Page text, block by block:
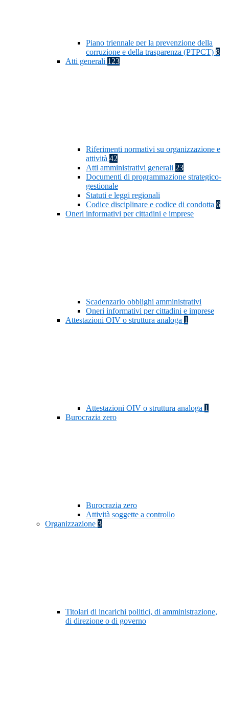
Piano triennale per la prevenzione della
corruzione e della trasparenza (PTPCT) 8
Atti generali 123
Riferimenti normativi su organizzazione e
attività 42
Atti amministrativi generali 23
Documenti di programmazione strategico-
gestionale
Statuti e leggi regionali
Codice disciplinare e codice di condotta 6
Oneri informativi per cittadini e imprese
Scadenzario obblighi amministrativi
Oneri informativi per cittadini e imprese
Attestazioni OIV o struttura analoga 1
Attestazioni OIV o struttura analoga 1
Burocrazia zero
Burocrazia zero
Attività soggette a controllo
Organizzazione 3
Titolari di incarichi politici, di amministrazione,
di direzione o di governo